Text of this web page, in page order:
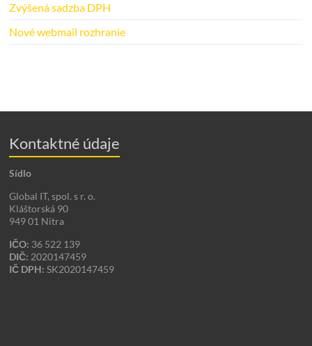
Zvýšená sadzba DPH
Nové webmail rozhranie
Kontaktné údaje
Sídlo
Global IT, spol. s r. o.
Kláštorská 90
949 01 Nitra
IČO: 36 522 139
DIČ: 2020147459
IČ DPH: SK2020147459